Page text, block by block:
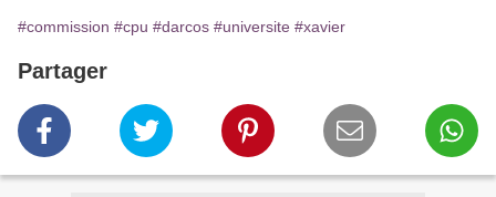
#commission #cpu #darcos #universite #xavier
Partager